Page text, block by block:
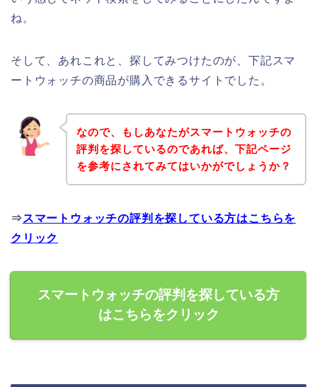
ね。
そして、あれこれと、探してみつけたのが、下記スマ
ートウォッチの商品が購入できるサイトでした。
なので、もしあなたがスマートウォッチの
評判を探しているのであれば、下記ページ
を参考にされてみてはいかがでしょうか？
⇒ スマートウォッチの評判を探している方はこちらを
クリック
スマートウォッチの評判を探している方
はこちらをクリック